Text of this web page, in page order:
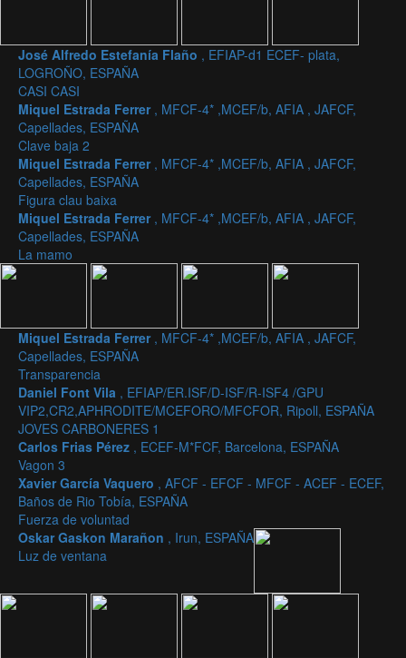
José Alfredo Estefanía Flaño , EFIAP-d1 ECEF- plata,
LOGROÑO, ESPAÑA
CASI CASI
Miquel Estrada Ferrer , MFCF-4* ,MCEF/b, AFIA , JAFCF,
Capellades, ESPAÑA
Clave baja 2
Miquel Estrada Ferrer , MFCF-4* ,MCEF/b, AFIA , JAFCF,
Capellades, ESPAÑA
Figura clau baixa
Miquel Estrada Ferrer , MFCF-4* ,MCEF/b, AFIA , JAFCF,
Capellades, ESPAÑA
La mamo
Miquel Estrada Ferrer , MFCF-4* ,MCEF/b, AFIA , JAFCF,
Capellades, ESPAÑA
Transparencia
Daniel Font Vila , EFIAP/ER.ISF/D-ISF/R-ISF4 /GPU
VIP2,CR2,APHRODITE/MCEFORO/MFCFOR, Ripoll, ESPAÑA
JOVES CARBONERES 1
Carlos Frias Pérez , ECEF-M*FCF, Barcelona, ESPAÑA
Vagon 3
Xavier García Vaquero , AFCF - EFCF - MFCF - ACEF - ECEF,
Baños de Rio Tobía, ESPAÑA
Fuerza de voluntad
Oskar Gaskon Marañon , Irun, ESPAÑA
Luz de ventana